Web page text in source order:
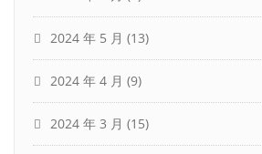
2024 年 5 月 (13)
2024 年 4 月 (9)
2024 年 3 月 (15)